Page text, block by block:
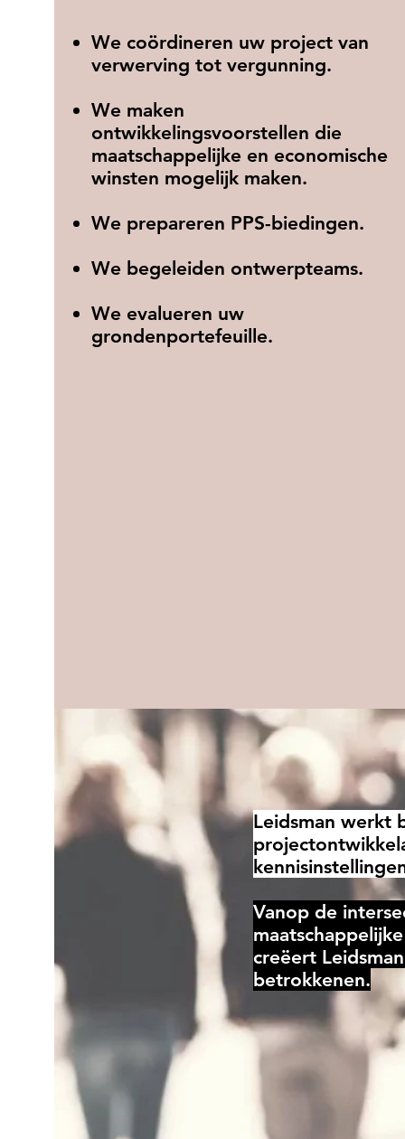
We coördineren uw project van
verwerving tot vergunning.
We maken
ontwikkelingsvoorstellen die
maatschappelijke en economische
winsten mogelijk maken.
We prepareren PPS-biedingen.
We begeleiden ontwerpteams.
We evalueren uw
grondenportefeuille.
Leidsman werkt
Vanop de
creëert
betrokkenen.